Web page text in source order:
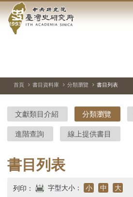
到中
央
院-
臺
灣
史
研
究
首頁 書目資料庫 分類瀏覽 書目列表
文獻類目介紹 分類瀏覽
進階查詢 線上提供書目
書目列表
列印： 字型大小： 小 中 大